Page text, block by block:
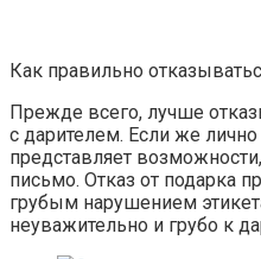
Как правильно
Прежде всего, лучше
с дарителем. Если же
представляет
письмо. Отказ от подарка
грубым нарушением
неуважительно и грубо к